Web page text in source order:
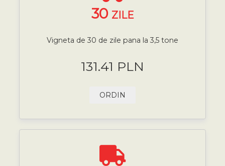
30 ZILE
Vigneta de 30 de zile pana la 3,5 tone
131.41 PLN
ORDIN